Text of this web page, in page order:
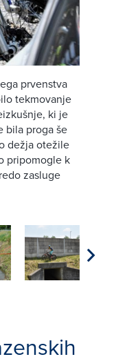
prvenstva
tekmovanje
ki je
bila proga še
dežja otežile
pripomogle k
zasluge